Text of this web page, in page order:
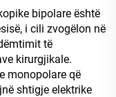
bipolare është
i cili zvogëlon në
të
kirurgjikale.
monopolare që
shtigje elektrike